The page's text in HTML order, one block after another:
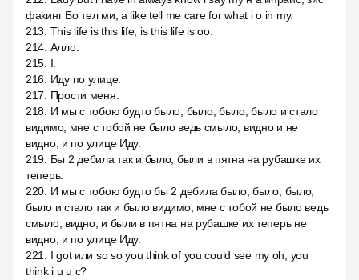
факинг Бо тел ми, а like tell me care for what i o in my.
213: This life is this life, is this life is оо.
214: Алло.
215: I.
216: Иду по улице.
217: Прости меня.
218: И мы с тобою будто было, было, было, было и стало
видимо, мне с тобой не было ведь смыло, видно и не
видно, и по улице Иду.
219: Бы 2 дебила так и было, были в пятна на рубашке их
теперь.
220: И мы с тобою будто бы 2 дебила было, было, было,
было и стало так и было видимо, мне с тобой не было ведь
смыло, видно, и были в пятна на рубашке их теперь не
видно, и по улице Иду.
221 : I got или so so you think of you could see my oh, you
think i u u c?